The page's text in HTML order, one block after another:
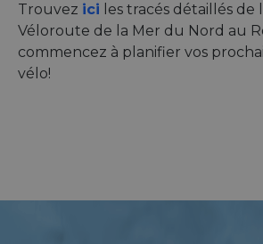
Trouvez ici les tracés détaillés de
Véloroute de la Mer du Nord au
commencez à planifier vos
vélo!